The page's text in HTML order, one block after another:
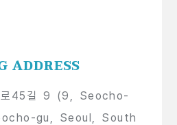
ADDRESS
로45길 9 (9, Seocho-
gu, Seoul, South